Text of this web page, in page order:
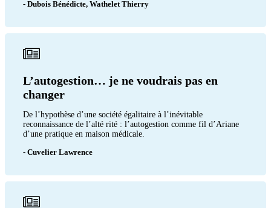
- Dubois Bénédicte, Wathelet Thierry
L’autogestion… je ne voudrais pas en
changer
De l’hypothèse d’une société égalitaire à l’inévitable
reconnaissance de l’alté rité : l’autogestion comme fil d’Ariane
d’une pratique en maison médicale.
- Cuvelier Lawrence